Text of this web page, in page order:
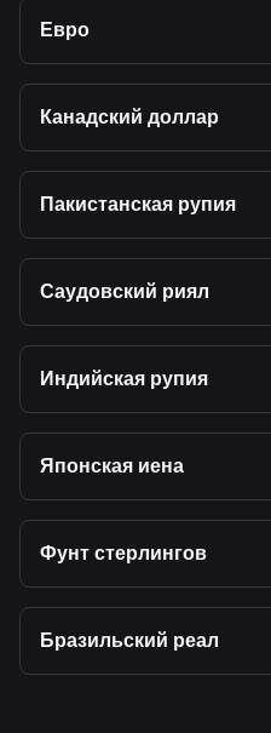
Евро
Канадский доллар
Пакистанская рупия
Саудовский риял
Индийская рупия
Японская иена
Фунт стерлингов
Бразильский реал